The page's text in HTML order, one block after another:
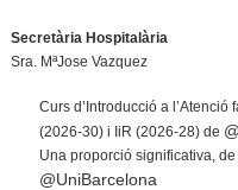
Secretària Hospitalària
Sra. MªJose Vazquez
Curs d’Introducció a
(2026-30) i IiR (2026-28) de
Una proporció significativa,
@UniBarcelona